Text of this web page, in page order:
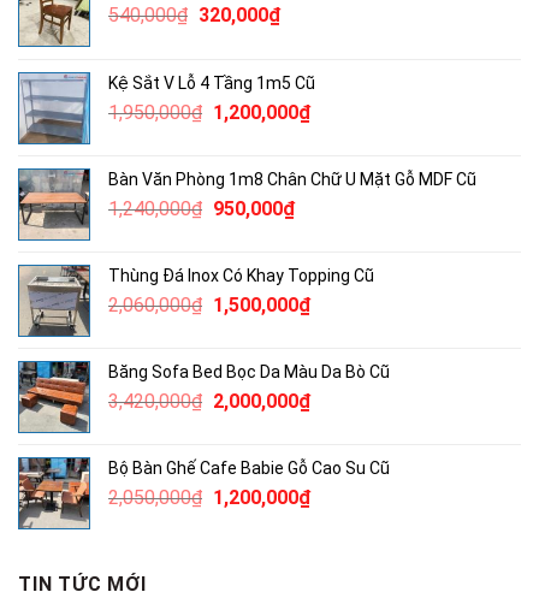
540,000₫ Giá
540,000₫.
320,000₫Giá
là:
320,000₫.
Kệ Sắt V Lỗ 4 Tầng 1m5 Cũ
1,950,000₫ Giá
1,950,000₫.
1,200,000₫Giá
là:
Bàn Văn Phòng 1m8 Chân Chữ U Mặt Gỗ MDF Cũ
1,240,000₫ Giá
1,240,000₫.
950,000₫Giá
là:
950,000₫.
Thùng Đá Inox Có Khay Topping Cũ
2,060,000₫ Giá
2,060,000₫.
1,500,000₫Giá
là:
1,500,000₫.
Băng Sofa Bed Bọc Da Màu Da Bò Cũ
3,420,000₫ Giá
3,420,000₫.
2,000,000₫Giá
là:
2,000,000₫.
Bộ Bàn Ghế Cafe Babie Gỗ Cao Su Cũ
2,050,000₫ Giá
1,200,000₫Giá
TIN TỨC MỚI